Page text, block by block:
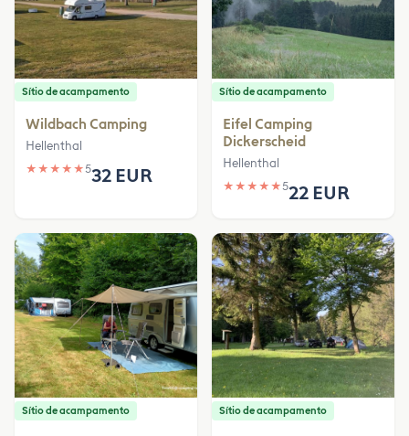
Sítio de acampamento
Wildbach Camping
Hellenthal
★ ★ ★ ★ ★532 EUR
Sítio de acampamento
Eifel Camping
Dickerscheid
Hellenthal
★ ★ ★ ★ ★522 EUR
Sítio de acampamento Sítio de acampamento